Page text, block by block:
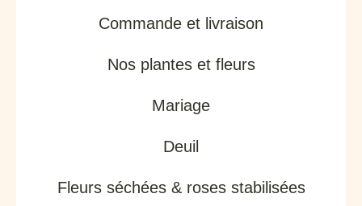
Commande et livraison
Nos plantes et fleurs
Mariage
Deuil
Fleurs séchées & roses stabilisées